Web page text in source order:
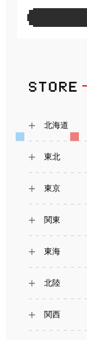
北海道
東北
東京
関東
東海
北陸
関西